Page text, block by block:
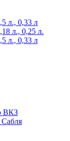
л., 0,33 л
л., 0,25 л.
л., 0,33 л
ВКЗ